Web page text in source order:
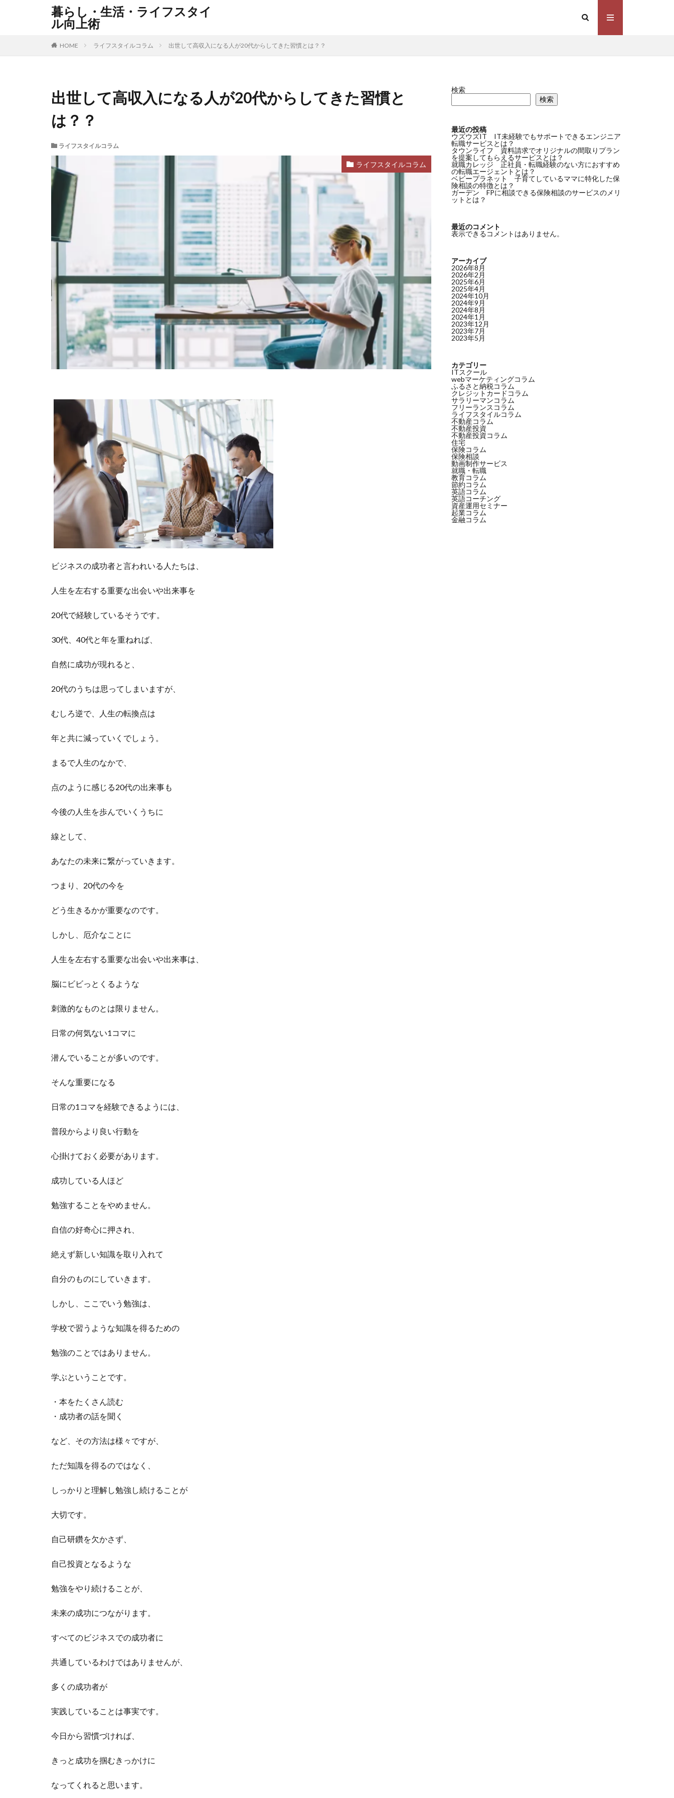
暮らし・生活・ライフスタイ
ル向上術
HOME ライフスタイルコラム 出世して高収入になる人が20代からしてきた習慣とは？？
出世して高収入になる人が20代からしてきた習慣と
は？？
ライフスタイルコラム
ライフスタイルコラム
ビジネスの成功者と言われいる人たちは、
人生を左右する重要な出会いや出来事を
20代で経験しているそうです。
30代、40代と年を重ねれば、
自然に成功が現れると、
20代のうちは思ってしまいますが、
むしろ逆で、人生の転換点は
年と共に減っていくでしょう。
まるで人生のなかで、
点のように感じる20代の出来事も
今後の人生を歩んでいくうちに
線として、
あなたの未来に繋がっていきます。
つまり、20代の今を
どう生きるかが重要なのです。
しかし、厄介なことに
人生を左右する重要な出会いや出来事は、
脳にビビっとくるような
刺激的なものとは限りません。
日常の何気ない1コマに
潜んでいることが多いのです。
そんな重要になる
日常の1コマを経験できるようには、
普段からより良い行動を
心掛けておく必要があります。
成功している人ほど
勉強することをやめません。
自信の好奇心に押され、
絶えず新しい知識を取り入れて
自分のものにしていきます。
しかし、ここでいう勉強は、
学校で習うような知識を得るための
勉強のことではありません。
学ぶということです。
・本をたくさん読む
・成功者の話を聞く
など、その方法は様々ですが、
ただ知識を得るのではなく、
しっかりと理解し勉強し続けることが
大切です。
自己研鑽を欠かさず、
自己投資となるような
勉強をやり続けることが、
未来の成功につながります。
すべてのビジネスでの成功者に
共通しているわけではありませんが、
多くの成功者が
実践していることは事実です。
今日から習慣づければ、
きっと成功を掴むきっかけに
なってくれると思います。
検索
検索
最近の投稿
ウズウズIT IT未経験でもサポートできるエンジニア
転職サービスとは？
タウンライフ 資料請求でオリジナルの間取りプラン
を提案してもらえるサービスとは？
就職カレッジ 正社員・転職経験のない方におすすめ
の転職エージェントとは？
ベビープラネット 子育てしているママに特化した保
険相談の特徴とは？
ガーデン FPに相談できる保険相談のサービスのメリ
ットとは？
最近のコメント
表示できるコメントはありません。
アーカイブ
2026年8月
2026年2月
2025年6月
2025年4月
2024年10月
2024年9月
2024年8月
2024年1月
2023年12月
2023年7月
2023年5月
カテゴリー
ITスクール
webマーケティングコラム
ふるさと納税コラム
クレジットカードコラム
サラリーマンコラム
フリーランスコラム
ライフスタイルコラム
不動産コラム
不動産投資
不動産投資コラム
住宅
保険コラム
保険相談
動画制作サービス
就職・転職
教育コラム
節約コラム
英語コラム
英語コーチング
資産運用セミナー
起業コラム
金融コラム